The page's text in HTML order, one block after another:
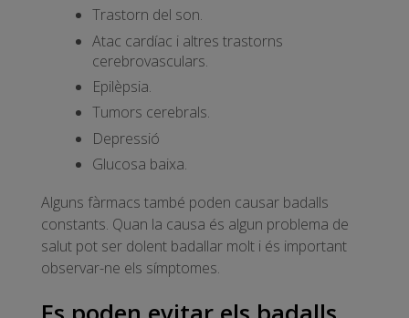
Trastorn del son.
Atac cardíac i altres trastorns
cerebrovasculars.
Epilèpsia.
Tumors cerebrals.
Depressió
Glucosa baixa.
Alguns fàrmacs també poden causar badalls
constants. Quan la causa és algun problema de
salut pot ser dolent badallar molt i és important
observar-ne els símptomes.